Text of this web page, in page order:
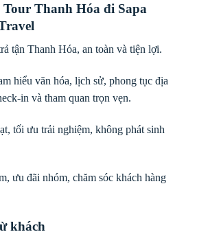
Tour Thanh Hóa đi Sapa
tận Thanh Hóa, an toàn và tiện lợi.
hiểu văn hóa, lịch sử, phong tục địa
in và tham quan trọn vẹn.
tối ưu trải nghiệm, không phát sinh
ưu đãi nhóm, chăm sóc khách hàng
khách